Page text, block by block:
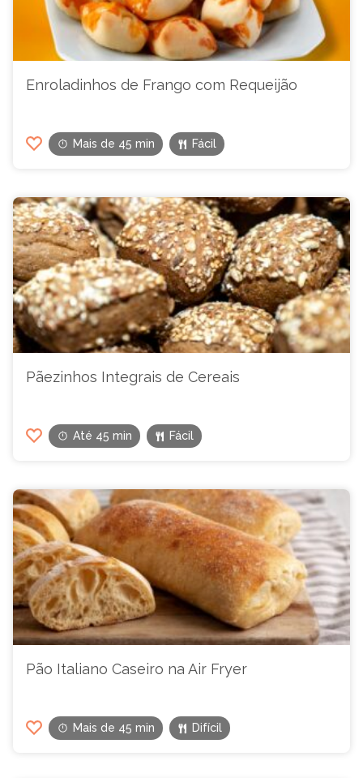
Enroladinhos de Frango com Requeijão
Mais de 45 min Fácil
Pãezinhos Integrais de Cereais
Até 45 min Fácil
Pão Italiano Caseiro na Air Fryer
Mais de 45 min Difícil